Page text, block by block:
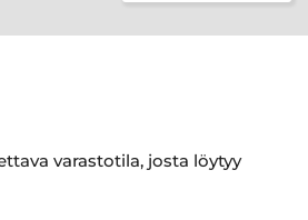
varastotila, josta löytyy